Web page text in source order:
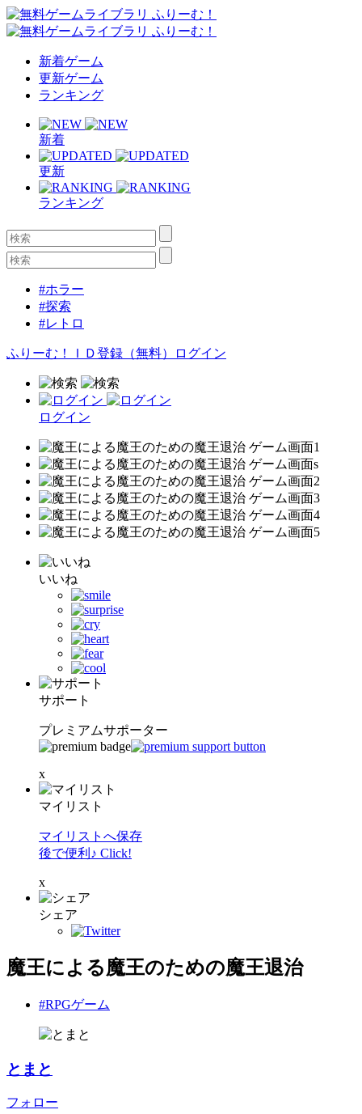
新着ゲーム
更新ゲーム
ランキング
新着
更新
ランキング
#ホラー
#探索
#レトロ
ふりーむ！ＩＤ登録（無料） ログイン
ログイン
いいね
サポート
プレミアムサポーター
x
マイリスト
マイリストへ保存
後で便利♪ Click!
x
シェア
魔王による魔王のための魔王退治
#RPGゲーム
とまと
フォロー